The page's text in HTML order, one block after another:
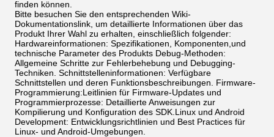
finden können.
Bitte besuchen Sie den entsprechenden Wiki-
Dokumentationslink, um detaillierte Informationen über das
Produkt Ihrer Wahl zu erhalten, einschließlich folgender:
Hardwareinformationen: Spezifikationen, Komponenten,und
technische Parameter des Produkts Debug-Methoden:
Allgemeine Schritte zur Fehlerbehebung und Debugging-
Techniken. Schnittstelleninformationen: Verfügbare
Schnittstellen und deren Funktionsbeschreibungen. Firmware-
Programmierung:Leitlinien für Firmware-Updates und
Programmierprozesse: Detaillierte Anweisungen zur
Kompilierung und Konfiguration des SDK.Linux und Android
Development: Entwicklungsrichtlinien und Best Practices für
Linux- und Android-Umgebungen.